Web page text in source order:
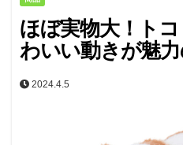
ほぼ実物大！ト
わいい動きが魅
2024.4.5